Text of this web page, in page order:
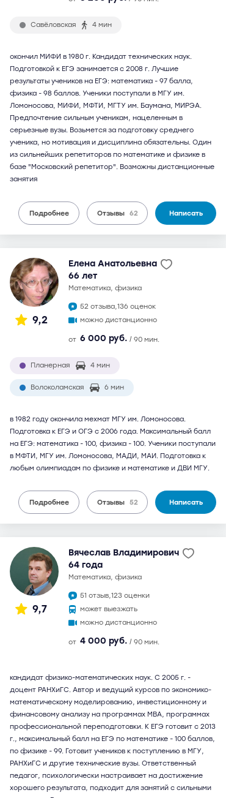
Савёловская 4 мин
окончил МИФИ в 1980 г. Кандидат технических наук.
Подготовкой к ЕГЭ занимается с 2008 г. Лучшие
результаты учеников на ЕГЭ: математика - 97 балла,
физика - 98 баллов. Ученики поступали в МГУ им.
Ломоносова, МИФИ, МФТИ, МГТУ им. Баумана, МИРЭА.
Предпочтение сильным ученикам, нацеленным в
серьезные вузы. Возьмется за подготовку среднего
ученика, но мотивация и дисциплина обязательны. Один
из сильнейших репетиторов по математике и физике в
базе "Московский репетитор". Возможны дистанционные
занятия
Подробнее Отзывы 62 Написать
9,2
Елена Анатольевна
66 лет
математика, физика
52 отзыва,136 оценок
можно дистанционно
от 6 000 руб. / 90 мин.
Планерная 4 мин
Волоколамская 6 мин
в 1982 году окончила мехмат МГУ им. Ломоносова.
Подготовка к ЕГЭ и ОГЭ с 2006 года. Максимальный балл
на ЕГЭ: математика - 100, физика - 100. Ученики поступали
в МФТИ, МГУ им. Ломоносова, МАДИ, МАИ. Подготовка к
любым олимпиадам по физике и математике и ДВИ МГУ.
Подробнее Отзывы 52 Написать
9,7
Вячеслав Владимирович
64 года
математика, физика
51 отзыв,123 оценки
может выезжать
можно дистанционно
от 4 000 руб. / 90 мин.
кандидат физико-математических наук. С 2005 г. -
доцент РАНХиГС. Автор и ведущий курсов по экономико-
математическому моделированию, инвестиционному и
финансовому анализу на программах МВА, программах
профессиональной переподготовки. К ЕГЭ готовит с 2013
г., максимальный балл на ЕГЭ по математике - 100 баллов,
по физике - 99. Готовит учеников к поступлению в МГУ,
РАНХиГС и другие технические вузы. Ответственный
педагог, психологически настраивает на достижение
хорошего результата, подходит для занятий с сильными